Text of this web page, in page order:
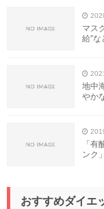
マス
給”
地中
やか
「
ンク
おすすめダイエ